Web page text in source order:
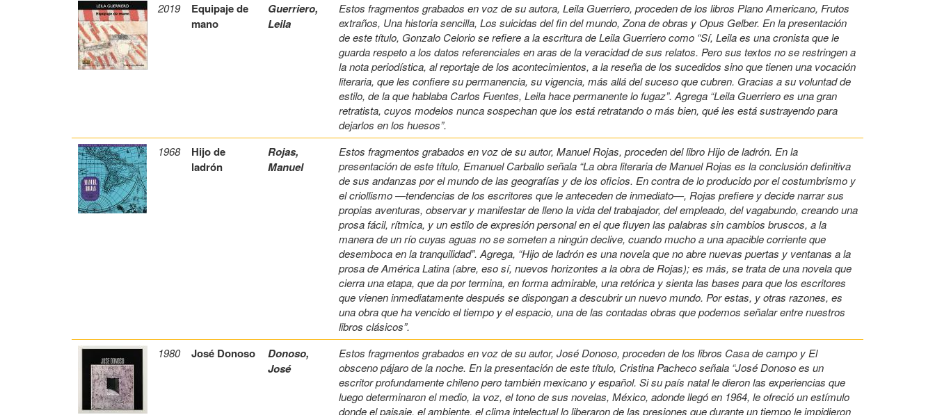
2019
Equipaje de
mano
Guerriero,
Leila
Estos fragmentos grabados en voz de su autora, Leila Guerriero, proceden de los libros Plano Americano, Frutos
extraños, Una historia sencilla, Los suicidas del fin del mundo, Zona de obras y Opus Gelber. En la presentación
de este título, Gonzalo Celorio se refiere a la escritura de Leila Guerriero como “Sí, Leila es una cronista que le
guarda respeto a los datos referenciales en aras de la veracidad de sus relatos. Pero sus textos no se restringen a
la nota periodística, al reportaje de los acontecimientos, a la reseña de los sucedidos sino que tienen una vocación
literaria, que les confiere su permanencia, su vigencia, más allá del suceso que cubren. Gracias a su voluntad de
estilo, de la que hablaba Carlos Fuentes, Leila hace permanente lo fugaz”. Agrega “Leila Guerriero es una gran
retratista, cuyos modelos nunca sospechan que los está retratando o más bien, qué les está sustrayendo para
dejarlos en los huesos”.
1968
Hijo de
ladrón
Rojas,
Manuel
Estos fragmentos grabados en voz de su autor, Manuel Rojas, proceden del libro Hijo de ladrón. En la
presentación de este título, Emanuel Carballo señala “La obra literaria de Manuel Rojas es la conclusión definitiva
de sus andanzas por el mundo de las geografías y de los oficios. En contra de lo producido por el costumbrismo y
el criollismo —tendencias de los escritores que le anteceden de inmediato—, Rojas prefiere y decide narrar sus
propias aventuras, observar y manifestar de lleno la vida del trabajador, del empleado, del vagabundo, creando una
prosa fácil, rítmica, y un estilo de expresión personal en el que fluyen las palabras sin cambios bruscos, a la
manera de un río cuyas aguas no se someten a ningún declive, cuando mucho a una apacible corriente que
desemboca en la tranquilidad”. Agrega, “Hijo de ladrón es una novela que no abre nuevas puertas y ventanas a la
prosa de América Latina (abre, eso sí, nuevos horizontes a la obra de Rojas); es más, se trata de una novela que
cierra una etapa, que da por termina, en forma admirable, una retórica y sienta las bases para que los escritores
que vienen inmediatamente después se dispongan a descubrir un nuevo mundo. Por estas, y otras razones, es
una obra que ha vencido el tiempo y el espacio, una de las contadas obras que podemos señalar entre nuestros
libros clásicos”.
1980
José Donoso
Donoso,
José
Estos fragmentos grabados en voz de su autor, José Donoso, proceden de los libros Casa de campo y El
obsceno pájaro de la noche. En la presentación de este título, Cristina Pacheco señala “José Donoso es un
escritor profundamente chileno pero también mexicano y español. Si su país natal le dieron las experiencias que
luego determinaron el medio, la voz, el tono de sus novelas, México, adonde llegó en 1964, le ofreció un estímulo
donde el paisaje, el ambiente, el clima intelectual lo liberaron de las presiones que durante un tiempo le impidieron